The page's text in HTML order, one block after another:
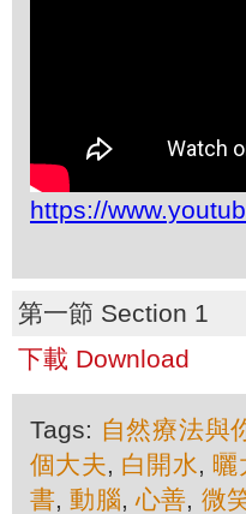
https://
第一節 Section 1
下載 Download
Tags: 自然療法與
個大夫, 白開水, 曬
書,動腦,心善, 微